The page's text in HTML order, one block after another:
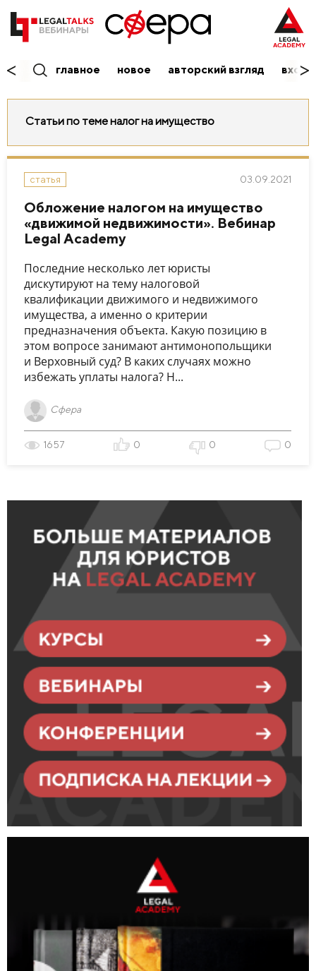
главное новое авторский взгляд вход/
Статьи по теме налог на имущество
статья 03.09.2021
Обложение налогом на имущество
«движимой недвижимости». Вебинар
Legal Academy
Последние несколько лет юристы
дискутируют на тему налоговой
квалификации движимого и недвижимого
имущества, а именно о критерии
предназначения объекта. Какую позицию в
этом вопросе занимают антимонопольщики
и Верховный суд? В каких случаях можно
избежать уплаты налога? Н...
Сфера
1657 0 0 0